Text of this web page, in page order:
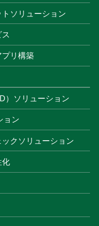
ソリューション
プリ構築
）ソリューション
ョン
クソリューション
化